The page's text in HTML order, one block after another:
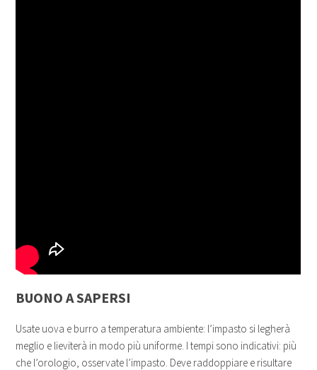
BUONO A SAPERSI
Usate uova e burro a temperatura ambiente: l’impasto si legherà
meglio e lieviterà in modo più uniforme. I tempi sono indicativi: più
che l’orologio, osservate l’impasto. Deve raddoppiare e risultare